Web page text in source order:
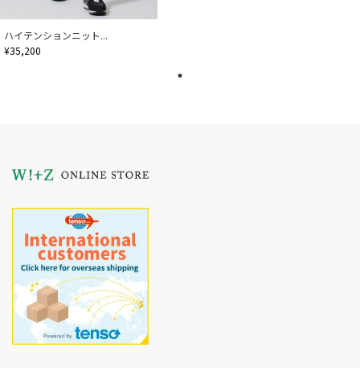
ハイテンションニット...
¥35,200